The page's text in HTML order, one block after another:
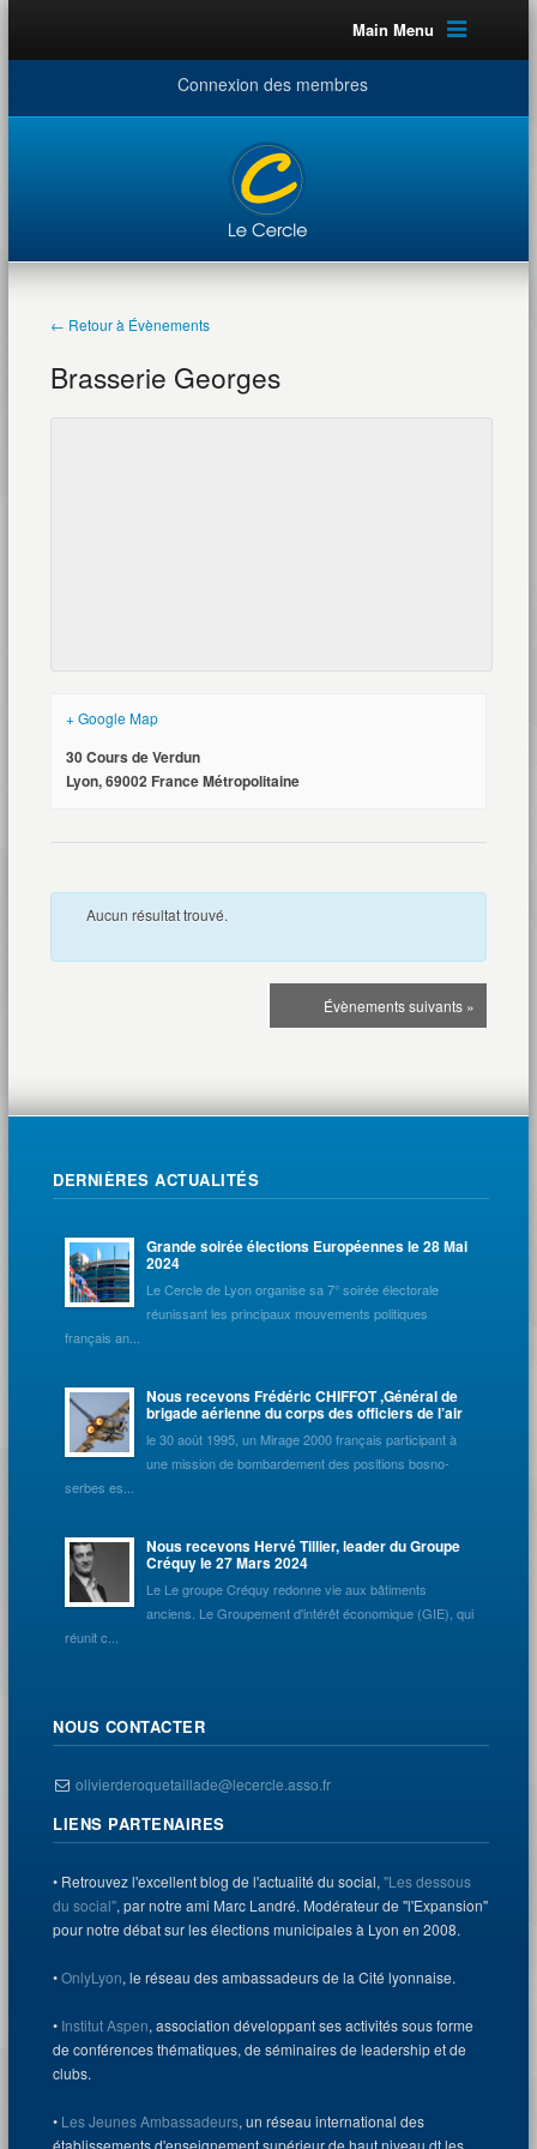
Main Menu
Connexion des membres
← Retour à Évènements
Brasserie Georges
+ Google Map
30 Cours de Verdun
Lyon,69002 France Métropolitaine
Aucun résultat trouvé.
des
Évènements »
suivants
DERNIÈRES ACTUALITÉS
Grande soirée élections Européennes le 28 Mai
2024
Le Cercle de Lyon organise sa 7° soirée électorale
réunissant les principaux mouvements politiques
français an...
Nous recevons Frédéric CHIFFOT ,Général de
brigade aérienne du corps des officiers de l’air
le 30 août 1995, un Mirage 2000 français participant à
une mission de bombardement des positions bosno-
serbes es...
Nous recevons Hervé Tillier, leader du Groupe
Créquy le 27 Mars 2024
Le Le groupe Créquy redonne vie aux bâtiments
anciens. Le Groupement d'intérêt économique (GIE), qui
réunit c...
NOUS CONTACTER
olivierderoquetaillade@lecercle.asso.fr
LIENS PARTENAIRES
• Retrouvez l'excellent blog de l'actualité du social,"Les dessous
du social", par notre ami Marc Landré. Modérateur de "l'Expansion"
pour notre débat sur les élections municipales à Lyon en 2008.
•OnlyLyon, le réseau des ambassadeurs de la Cité lyonnaise.
• Institut Aspen, association développant ses activités sous forme
de conférences thématiques, de séminaires de leadership et de
clubs.
• Les Jeunes Ambassadeurs, un réseau international des
établissements d'enseignement supérieur de haut niveau dt les